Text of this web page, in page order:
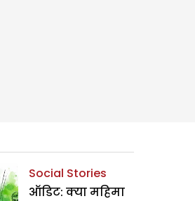
Social Stories
ऑडिट: क्या महिमा